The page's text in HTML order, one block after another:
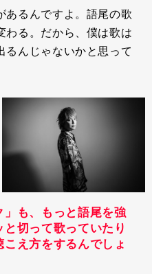
あるんですよ。語尾の歌
わる。だから、僕は歌は
るんじゃないかと思って
」も、もっと語尾を強
と切って歌っていたり
え方をするんでしょ